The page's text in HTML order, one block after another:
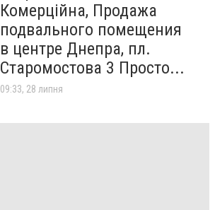
Комерційна, Продажа
подвального помещения
в центре Днепра, пл.
Старомостова 3 Просто...
09:33, 28 липня